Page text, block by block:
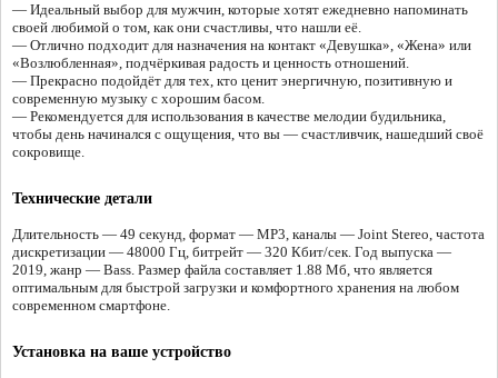
— Идеальный выбор для мужчин, которые хотят ежедневно напоминать
своей любимой о том, как они счастливы, что нашли её.
— Отлично подходит для назначения на контакт «Девушка», «Жена» или
«Возлюбленная», подчёркивая радость и ценность отношений.
— Прекрасно подойдёт для тех, кто ценит энергичную, позитивную и
современную музыку с хорошим басом.
— Рекомендуется для использования в качестве мелодии будильника,
чтобы день начинался с ощущения, что вы — счастливчик, нашедший своё
сокровище.
Технические детали
Длительность — 49 секунд, формат — MP3, каналы — Joint Stereo, частота
дискретизации — 48000 Гц, битрейт — 320 Кбит/сек. Год выпуска —
2019, жанр — Bass. Размер файла составляет 1.88 Мб, что является
оптимальным для быстрой загрузки и комфортного хранения на любом
современном смартфоне.
Установка на ваше устройство